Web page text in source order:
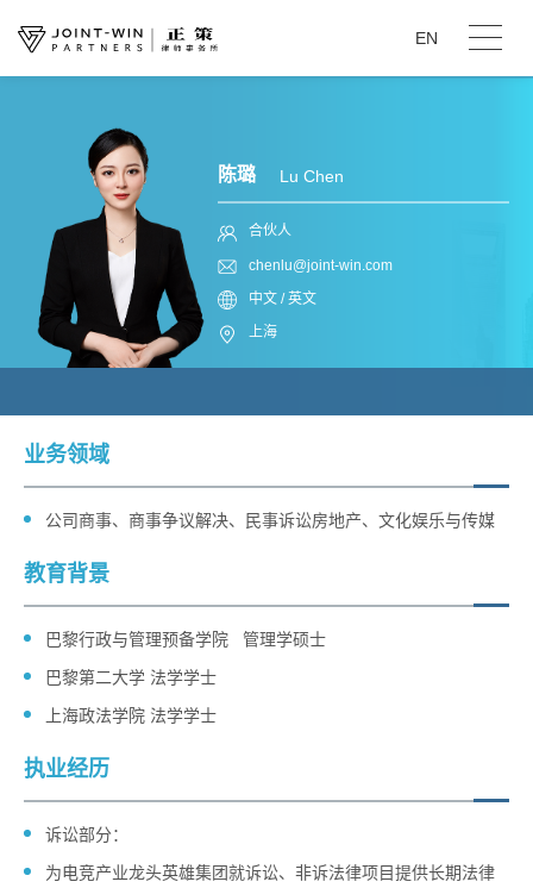
EN
陈璐 Lu Chen
合伙人
chenlu@joint-win.com
中文 / 英文
上海
业务领域
公司商事、商事争议解决、民事诉讼房地产、文化娱乐与传媒
教育背景
巴黎行政与管理预备学院 管理学硕士
巴黎第二大学 法学学士
上海政法学院 法学学士
执业经历
诉讼部分：
为电竞产业龙头英雄集团就诉讼、非诉法律项目提供长期法律